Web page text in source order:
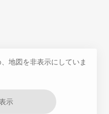
地図を非表示にしていま
示